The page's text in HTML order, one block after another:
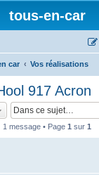
tous-en-car
car Vos réalisations
917 Acron
1 message • Page 1 sur 1